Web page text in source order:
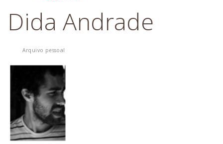
Dida Andrade
Arquivo pessoal